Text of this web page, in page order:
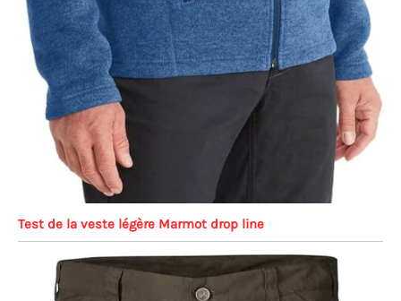
Test de la veste légère Marmot drop line